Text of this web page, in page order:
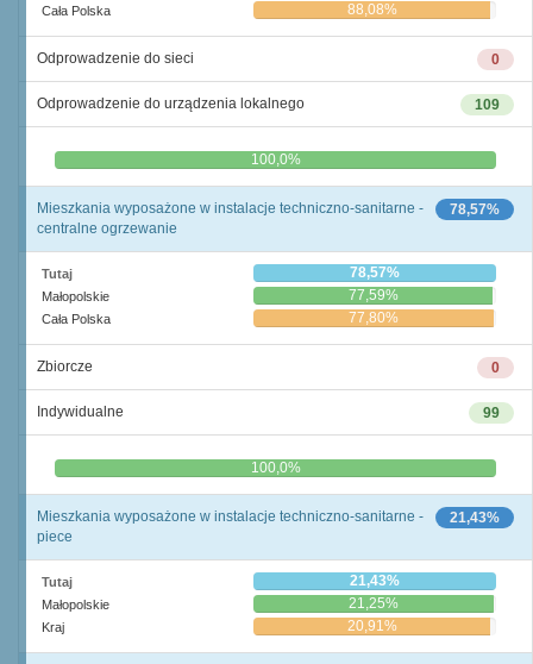
Cała Polska 88,08%
0
Odprowadzenie do sieci
109
Odprowadzenie do urządzenia lokalnego
0,0% 100,0%
78,57%
Mieszkania wyposażone w instalacje techniczno-sanitarne -
centralne ogrzewanie
Tutaj 78,57%
Małopolskie 77,59%
Cała Polska 77,80%
0
Zbiorcze
99
Indywidualne
0,0% 100,0%
21,43%
Mieszkania wyposażone w instalacje techniczno-sanitarne -
piece
Tutaj 21,43%
Małopolskie 21,25%
Kraj 20,91%